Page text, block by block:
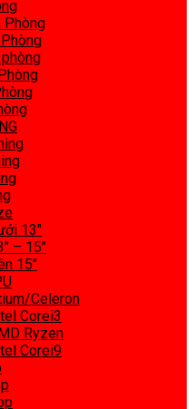
Phòng
13″
– 15″
15″
Celeron
Corei3
Ryzen
Corei9